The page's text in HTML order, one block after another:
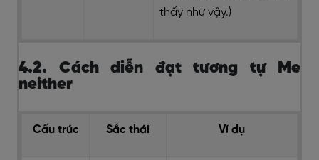
thấy như vậy.)
4.2. Cách diễn đạt tương tự Me
neither
Cấu trúc Sắc thái Ví dụ